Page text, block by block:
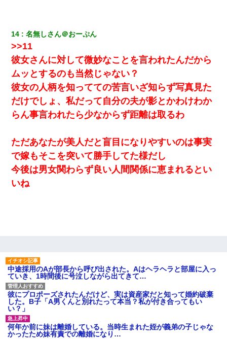
【戦争】不妊の俺嫁に弟嫁が2日間4歳児を託児 俺嫁はそこまで気
にしてなかったが、あまりにも子供が俺嫁に懐くので最後らへん
顔引きつってた → そして弟嫁が迎えに来た翌日…
隣室のお婆ちゃん「下階からの異臭に困ってる、今もすっごく臭
い」私「変だなあ～なにも臭わないよ」→ その後。警察『絶対に
窓とドアを開けないで』
【画像】女の子「お母さん！！私ようやくファッションモデルに
選ばれたの！絶対見に来てね！」→悲しい結果がこれ・・・
「お前の父ちゃんは自宅警備員」とかからかわれたけど、実はと
童貞俺、宅飲みした女友達2人を家に泊めた結果ｗｗｗｗｗｗ
妊娠中に「おいこのブタ女！てめー席譲れ！」と絡まれ腹を殴る
真似された。泣きながら夫に話すと一年後に…
旦那の元カノをSNSで探して写真を保存して顔面評価スレで写真
を晒してた。ほとんどがブスという評価の中で二人ほど意外に好
評価で苦々しく思った
14 名無しさん＠おーぷん
>>11
彼女さんに対して微妙なことを言われたんだから
ムッとするのも当然じゃない？
彼女の人柄を知ってての苦言いざ知らず写真見た
だけでしょ、私だって自分の夫が影とかわけわか
らん事言われたら少なからず距離は取るわ
ただあなたが美人だと盲目になりやすいのは事実
で嫁もそこを突いて勝手してた様だし
今後は男女関わらず良い人間関係に恵まれるとい
いね
中途採用のAが部長から呼び出された。Aはヘラヘラと部屋に入っ
ていき、1時間後に号泣しながら出てきて…
彼にプロポーズされたんだけど、実は資産家だと知って婚約破棄
した。B子「A男くんと別れたって本当？私が付き合ってもい
い？」
何年か前に妹は離婚している。当時生まれた姪が義弟の子じゃな
かったため妹有責での離婚になり…